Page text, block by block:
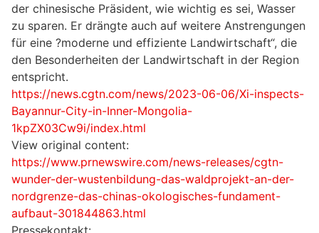
der chinesische Präsident, wie wichtig es sei, Wasser
zu sparen. Er drängte auch auf weitere Anstrengungen
für eine ?moderne und effiziente Landwirtschaft“, die
den Besonderheiten der Landwirtschaft in der Region
entspricht.
https://news.cgtn.com/news/2023-06-06/Xi-inspects-
Bayannur-City-in-Inner-Mongolia-
1kpZX03Cw9i/index.html
View original content:
https://www.prnewswire.com/news-releases/cgtn-
wunder-der-wustenbildung-das-waldprojekt-an-der-
nordgrenze-das-chinas-okologisches-fundament-
aufbaut-301844863.html